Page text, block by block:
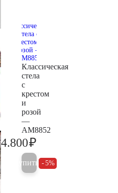
Классическая
стела
с
крестом
и
розой
—
AM8852
4.800₽
Купить 5%